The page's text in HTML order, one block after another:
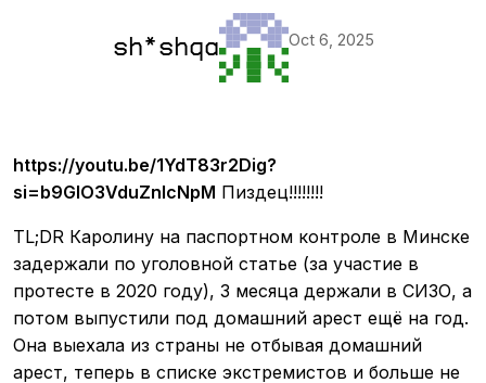
sh*shqa Oct 6, 2025
https://youtu.be/1YdT83r2Dig?
si=b9GIO3VduZnlcNpM Пиздец!!!!!!!!
TL;DR Каролину на паспортном контроле в Минске
задержали по уголовной статье (за участие в
протесте в 2020 году), 3 месяца держали в СИЗО, а
потом выпустили под домашний арест ещё на год.
Она выехала из страны не отбывая домашний
арест, теперь в списке экстремистов и больше не